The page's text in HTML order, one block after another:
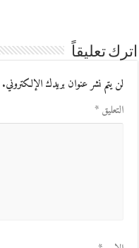
اترك تعليقاً
لن يتم نشر عنوان بريدك الإلكتروني.
التعليق*